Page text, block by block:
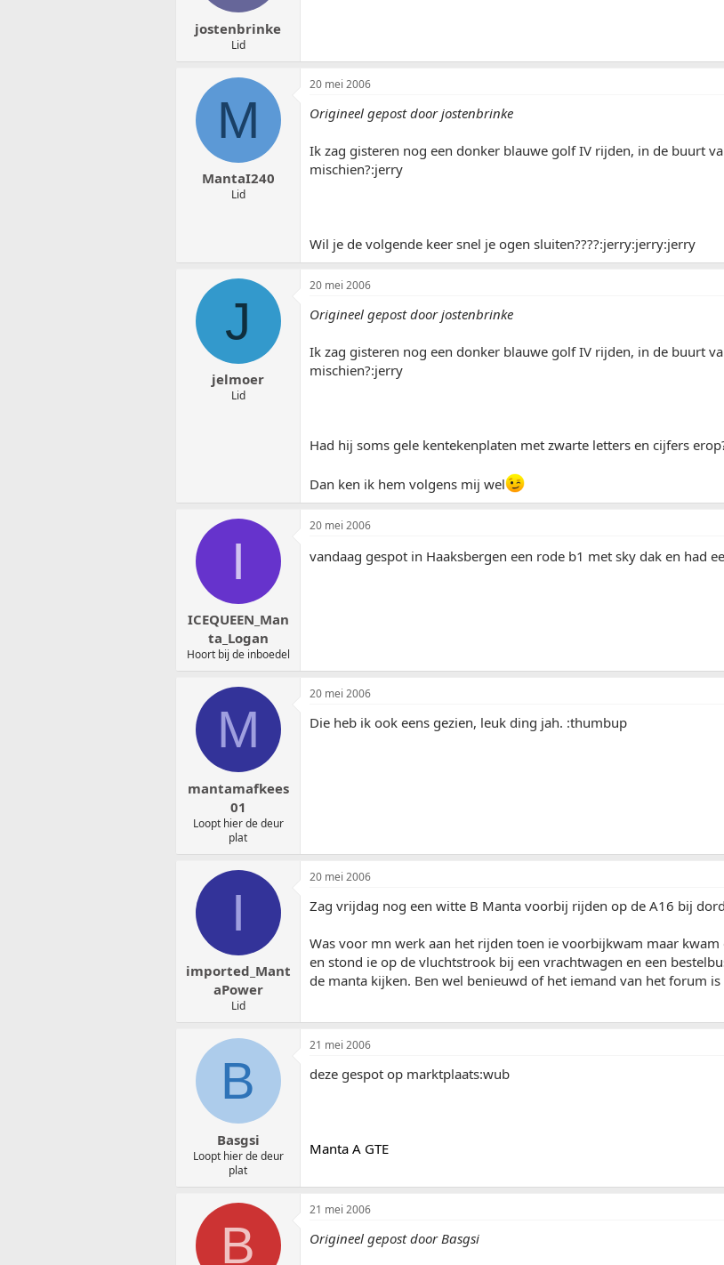
jostenbrinke
Lid
M
MantaI240
Lid
20 mei 2006
Origineel gepost door jostenbrinke
Ik zag gisteren nog een donker blauwe golf IV rijden, in de buurt
mischien?:jerry
Wil je de volgende keer snel je ogen sluiten????:jerry:jerry:jerry
J
jelmoer
Lid
20 mei 2006
Origineel gepost door jostenbrinke
Ik zag gisteren nog een donker blauwe golf IV rijden, in de buurt
mischien?:jerry
Had hij soms gele kentekenplaten met zwarte letters en cijfers
Dan ken ik hem volgens mij wel
I
ICEQUEEN_Man
ta_Logan
Hoort bij de inboedel
20 mei 2006
vandaag gespot in Haaksbergen een rode b1 met sky dak en had
M
mantamafkees
01
Loopt hier de deur
plat
20 mei 2006
Die heb ik ook eens gezien, leuk ding jah. :thumbup
I
imported_Mant
aPower
Lid
20 mei 2006
Zag vrijdag nog een witte B Manta voorbij rijden op de A16 bij
Was voor mn werk aan het rijden toen ie voorbijkwam maar
en stond ie op de vluchtstrook bij een vrachtwagen en een
de manta kijken. Ben wel benieuwd of het iemand van het forum
B
Basgsi
Loopt hier de deur
plat
21 mei 2006
deze gespot op marktplaats:wub
Manta A GTE
B
21 mei 2006
Origineel gepost door Basgsi